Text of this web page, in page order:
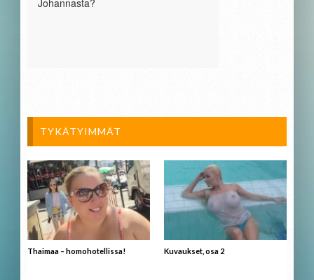
TYKÄTYIMMÄT
Thaimaa – homohotellissa! Kuvaukset, osa 2